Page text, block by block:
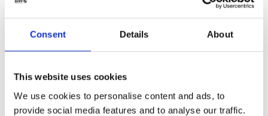
Consent Details About
This website uses cookies
We use cookies to personalise content and ads, to
provide social media features and to analyse our traffic.
Download